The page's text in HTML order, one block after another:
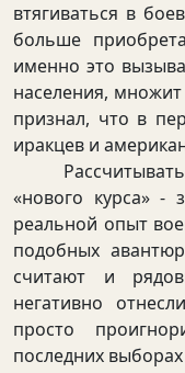
втягиваться в
больше
именно это
населения,
признал, что в
иракцев и
Рассчитывать
«нового курса» -
реальной опыт
подобных
считают и
негативно
просто
последних